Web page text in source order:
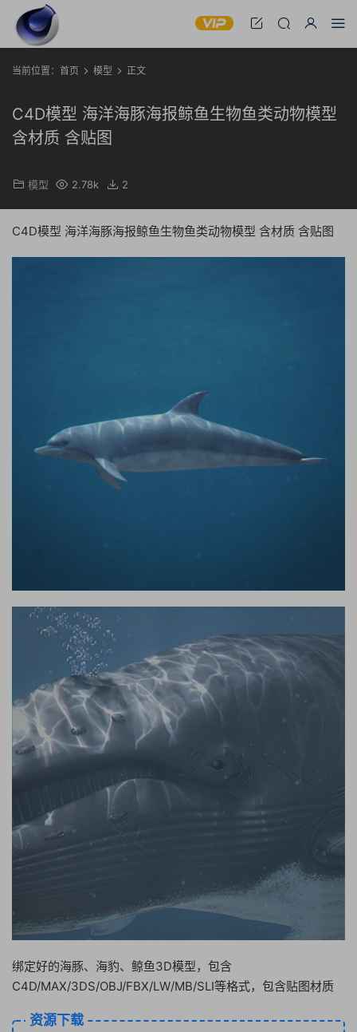
当前位置： 首页 模型 正文
C4D模型 海洋海豚海报鲸鱼生物鱼类动物模型
含材质 含贴图
模型 2.78k 2
C4D模型 海洋海豚海报鲸鱼生物鱼类动物模型 含材质 含贴图
绑定好的海豚、海豹、鲸鱼3D模型，包含
C4D/MAX/3DS/OBJ/FBX/LW/MB/SLI等格式，包含贴图材质
资源下载